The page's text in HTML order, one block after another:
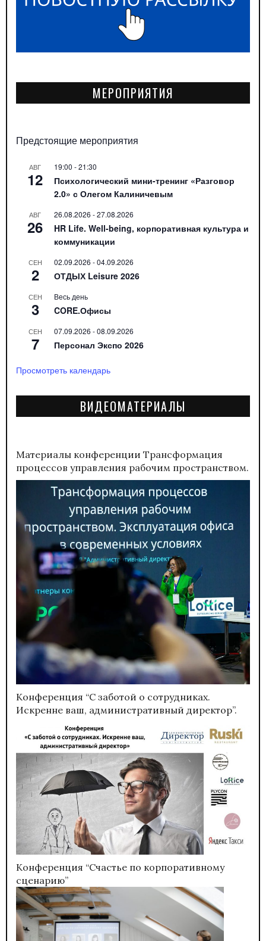
МЕРОПРИЯТИЯ
Предстоящие мероприятия
АВГ
12
19:00 -21:30
Психологический мини-тренинг «Разговор
2.0» с Олегом Калиничевым
АВГ
26
26.08.2026 -27.08.2026
HR Life. Well-being, корпоративная культура и
коммуникации
СЕН
2
02.09.2026 -04.09.2026
ОТДЫХ Leisure 2026
СЕН
3
Весь день
CORE.Офисы
СЕН
7
07.09.2026 -08.09.2026
Персонал Экспо 2026
Просмотреть календарь
ВИДЕОМАТЕРИАЛЫ
Материалы конференции Трансформация
процессов управления рабочим пространством.
Конференция “С заботой о сотрудниках.
Искренне ваш, административный директор”.
Конференция “Счастье по корпоративному
сценарию”